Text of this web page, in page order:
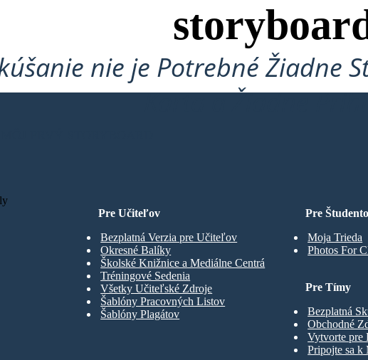
nie je Potrebné Žiadne
Karta a Žiadne
Pre
Moja Trieda
Photos For
Pre Učiteľov
Bezplatná Verzia pre Učiteľov
Okresné Balíky
Školské Knižnice a Mediálne Centrá
Tréningové Sedenia
Všetky Učiteľské Zdroje
Šablóny Pracovných Listov
Šablóny Plagátov
Pre Tímy
Bezplatná
Obchodné
Vytvorte pre
Pripojte sa k